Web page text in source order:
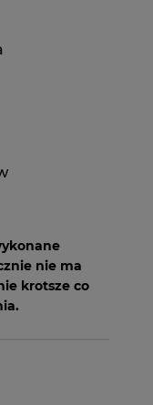
nie ma
krotsze co